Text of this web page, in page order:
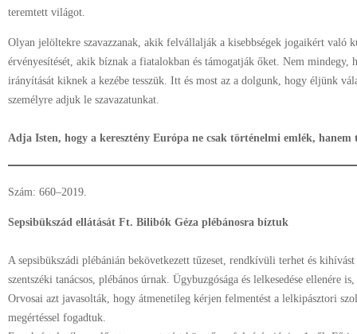
teremtett világot.
Olyan jelöltekre szavazzanak, akik felvállalják a kisebbségek jogaikért való
érvényesítését, akik bíznak a fiatalokban és támogatják őket. Nem mindegy,
irányítását kiknek a kezébe tesszük. Itt és most az a dolgunk, hogy éljünk
személyre adjuk le szavazatunkat.
Adja Isten, hogy a keresztény Európa ne csak történelmi emlék, hanem
Szám: 660–2019.
Sepsibükszád ellátását Ft. Bilibók Géza plébánosra bíztuk
A sepsibükszádi plébánián bekövetkezett tűzeset, rendkívüli terhet és
szentszéki tanácsos, plébános úrnak. Ügybuzgósága és lelkesedése ellenére
Orvosai azt javasolták, hogy átmenetileg kérjen felmentést a lelkipásztori
megértéssel fogadtuk.